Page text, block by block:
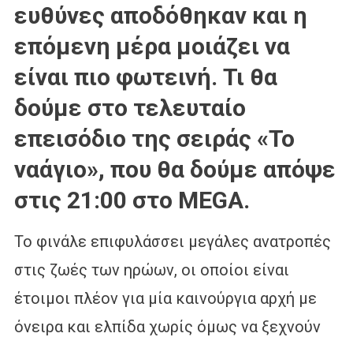
ευθύνες αποδόθηκαν και η
επόμενη μέρα μοιάζει να
είναι πιο φωτεινή. Τι θα
δούμε στο τελευταίο
επεισόδιο της σειράς «Το
ναάγιο», που θα δούμε απόψε
στις 21:00 στο MEGA.
Το φινάλε επιφυλάσσει μεγάλες ανατροπές
στις ζωές των ηρώων, οι οποίοι είναι
έτοιμοι πλέον για μία καινούργια αρχή με
όνειρα και ελπίδα χωρίς όμως να ξεχνούν